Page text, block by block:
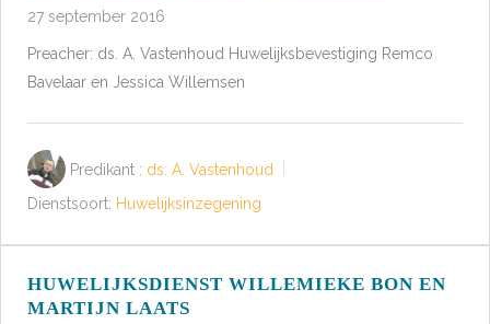
27 september 2016
Preacher: ds. A. Vastenhoud Huwelijksbevestiging Remco
Bavelaar en Jessica Willemsen
Predikant : ds. A. Vastenhoud
Dienstsoort: Huwelijksinzegening
HUWELIJKSDIENST WILLEMIEKE BON EN
MARTIJN LAATS